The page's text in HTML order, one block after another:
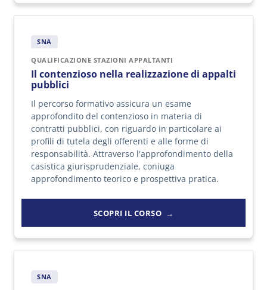
SNA
QUALIFICAZIONE STAZIONI APPALTANTI
Il contenzioso nella realizzazione di appalti
pubblici
Il percorso formativo assicura un esame
approfondito del contenzioso in materia di
contratti pubblici, con riguardo in particolare ai
profili di tutela degli offerenti e alle forme di
responsabilità. Attraverso l'approfondimento della
casistica giurisprudenziale, coniuga
approfondimento teorico e prospettiva pratica.
SCOPRI IL CORSO
SNA